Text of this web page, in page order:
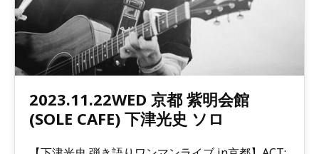
2023.11.22WED 京都 紫明会館
(SOLE CAFE) 下津光史 ソロ